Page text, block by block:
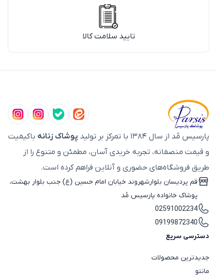
تایید سلامت کالا
پارسیس مُد از سال ۱۳۸۴ با تمرکز بر تولید پوشاک زنانه باکیفیت
و قیمت منصفانه، تجربه خریدی آسان، مطمئن و متنوع را از
طریق فروشگاه‌های حضوری و آنلاین فراهم کرده است.
قم پردیسان بلوارشهروند خیابان امام حسین (ع) جنب بلوار بهشت،
پوشاک خانواده پارسیس مُد
02591002234
09199872340
دسترسی سریع
جدیدترین محصولات
مانتو